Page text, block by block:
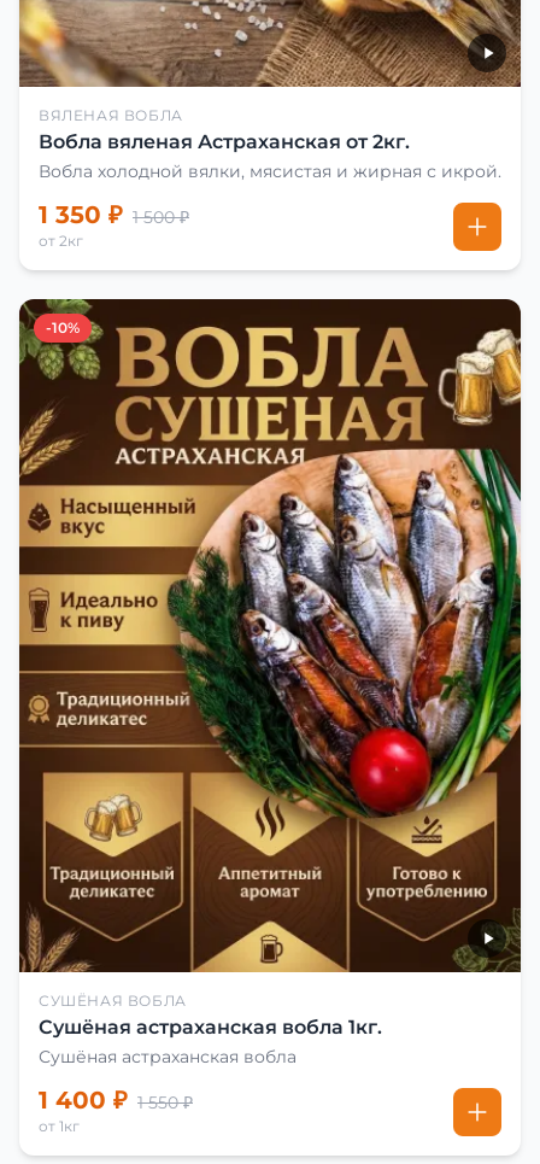
ВЯЛЕНАЯ ВОБЛА
Вобла вяленая Астраханская от 2кг.
Вобла холодной вялки, мясистая и жирная с икрой.
1 350 ₽ 1 500 ₽
от 2кг
-10%
СУШЁНАЯ ВОБЛА
Сушёная астраханская вобла 1кг.
Сушёная астраханская вобла
1 400 ₽ 1 550 ₽
от 1кг